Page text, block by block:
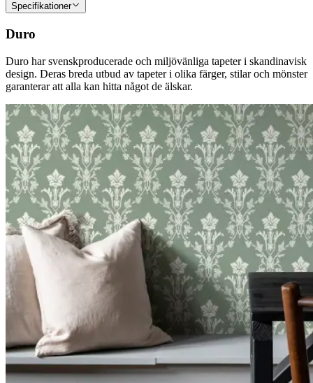
Specifikationer
Duro
Duro har svenskproducerade och miljövänliga tapeter i skandinavisk
design. Deras breda utbud av tapeter i olika färger, stilar och mönster
garanterar att alla kan hitta något de älskar.